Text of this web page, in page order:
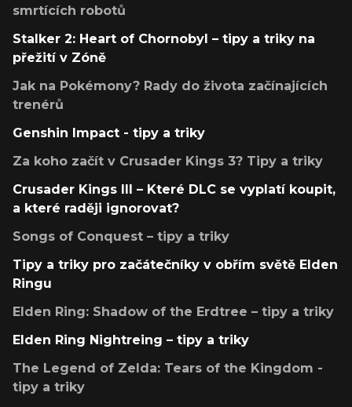
smrtících robotů
Stalker 2: Heart of Chornobyl – tipy a triky na
přežití v Zóně
Jak na Pokémony? Rady do života začínajících
trenérů
Genshin Impact - tipy a triky
Za koho začít v Crusader Kings 3? Tipy a triky
Crusader Kings III – Které DLC se vyplatí koupit,
a které raději ignorovat?
Songs of Conquest – tipy a triky
Tipy a triky pro začátečníky v obřím světě Elden
Ringu
Elden Ring: Shadow of the Erdtree – tipy a triky
Elden Ring Nightreing – tipy a triky
The Legend of Zelda: Tears of the Kingdom -
tipy a triky